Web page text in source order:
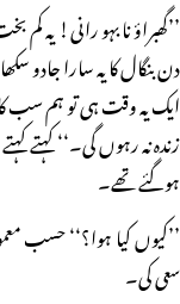
’’گھبراؤ نا بہو رانی! یہ
دن بنگال کا یہ سارا جادو
ایک یہ وقت ہی تو ہم سب
زندہ نہ رہوں گی۔‘‘
ہوگئے تھے۔
’’کیوں کیا ہوا؟‘‘ حسب
سعی کی۔